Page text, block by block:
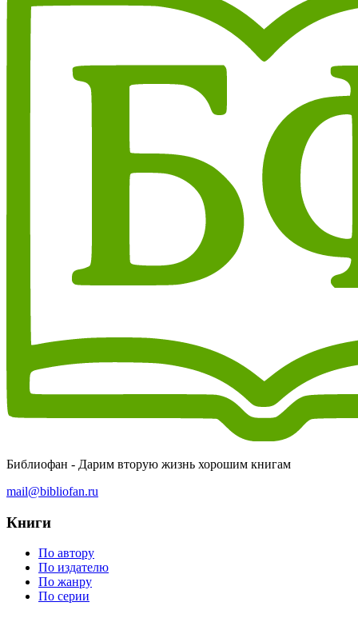
Библиофан - Дарим вторую жизнь хорошим книгам
mail@bibliofan.ru
Книги
По автору
По издателю
По жанру
По серии